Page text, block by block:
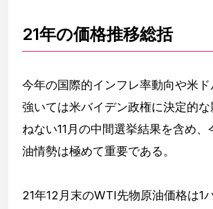
21年の価格推移総括
今年の国際的インフレ率動向や米ド
強いては米バイデン政権に決定的
ねない11月の中間選挙結果を含め
油情勢は極めて重要である。
21年12月末のWTI先物原油価格は1